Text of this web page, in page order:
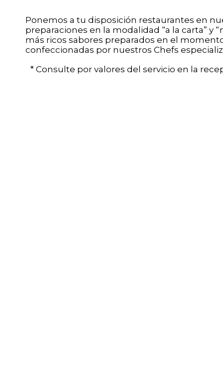
Ponemos a tu disposición restaurantes en
preparaciones en la modalidad “a la carta” y
más ricos sabores preparados en el
confeccionadas por nuestros Chefs
* Consulte por valores del servicio en la